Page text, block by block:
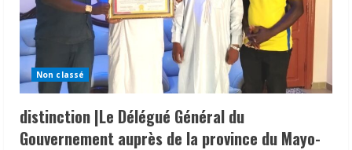
Non classé
distinction |Le Délégué Général du
Gouvernement auprès de la province du Mayo-